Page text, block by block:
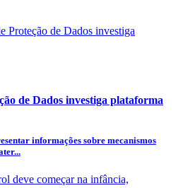
de Dados investiga plataforma
informações sobre mecanismos